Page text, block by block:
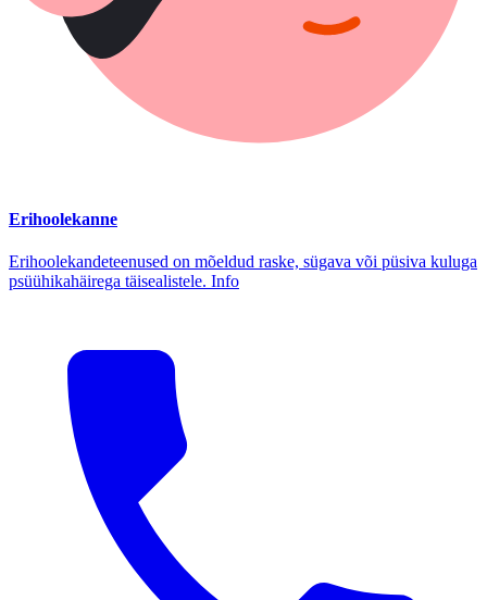
Erihoolekanne
Erihoolekandeteenused on mõeldud raske, sügava või püsiva kuluga
psüühikahäirega täisealistele. Info